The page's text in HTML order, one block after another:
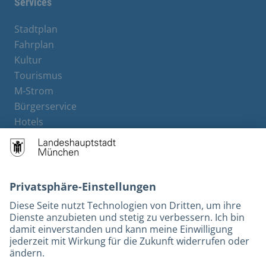
Stadtplan
Fahrplan
Kultur
Tourismus
M-Strom
Bürgerservice
Hotels
Barrierefreiheit
Leichte Sprache
Gebärdensprache
Datenschutz
Kontakt